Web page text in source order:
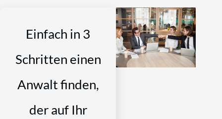
Einfach in 3
Schritten einen
Anwalt finden,
der auf Ihr